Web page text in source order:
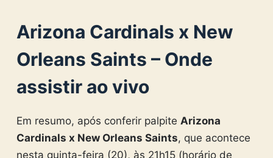
Arizona Cardinals x New
Orleans Saints – Onde
assistir ao vivo
Em resumo, após conferir palpite Arizona
Cardinals x New Orleans Saints, que acontece
nesta quinta-feira (20), às 21h15 (horário de